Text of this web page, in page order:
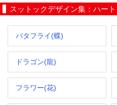
スットックデザイン集：ハート
バタフライ(蝶)
ドラゴン(龍)
フラワー(花)